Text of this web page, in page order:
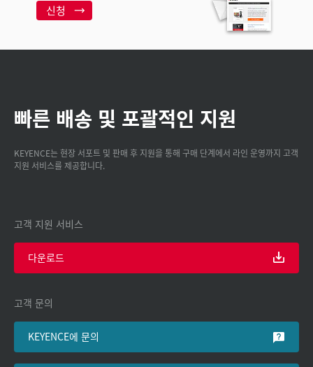
신청
빠른 배송 및 포괄적인 지원
KEYENCE는 현장 서포트 및 판매 후 지원을 통해 구매 단계에서 라인 운영까지 고객
지원 서비스를 제공합니다.
고객 지원 서비스
다운로드
고객 문의
KEYENCE에 문의